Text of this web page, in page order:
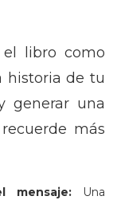
el libro como
historia de tu
generar una
más
Una